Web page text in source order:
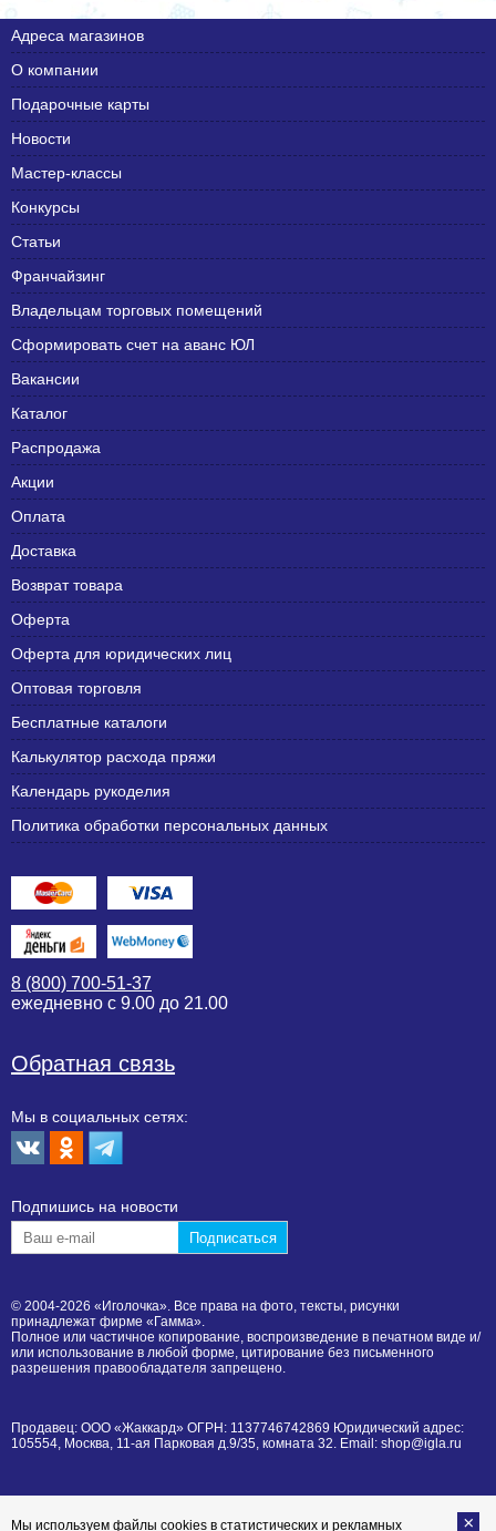
Адреса магазинов
О компании
Подарочные карты
Новости
Мастер-классы
Конкурсы
Статьи
Франчайзинг
Владельцам торговых помещений
Сформировать счет на аванс ЮЛ
Вакансии
Каталог
Распродажа
Акции
Оплата
Доставка
Возврат товара
Оферта
Оферта для юридических лиц
Оптовая торговля
Бесплатные каталоги
Калькулятор расхода пряжи
Календарь рукоделия
Политика обработки персональных данных
8 (800) 700-51-37
ежедневно с 9.00 до 21.00
Обратная связь
Мы в социальных сетях:
Подпишиcь на новости
© 2004-2026 «Иголочка». Все права на фото, тексты, рисунки
принадлежат фирме «Гамма».
Полное или частичное копирование, воспроизведение в печатном виде и/
или использование в любой форме, цитирование без письменного
разрешения правообладателя запрещено.
Продавец: ООО «Жаккард» ОГРН: 1137746742869 Юридический адрес:
105554, Москва, 11-ая Парковая д.9/35, комната 32. Email: shop@igla.ru
Мы используем файлы cookies в статистических и рекламных